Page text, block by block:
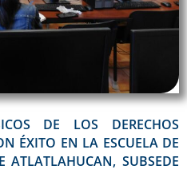
DE LOS DERECHOS
ÉXITO EN LA ESCUELA DE
ATLATLAHUCAN, SUBSEDE